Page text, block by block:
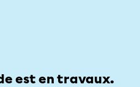
est en travaux.